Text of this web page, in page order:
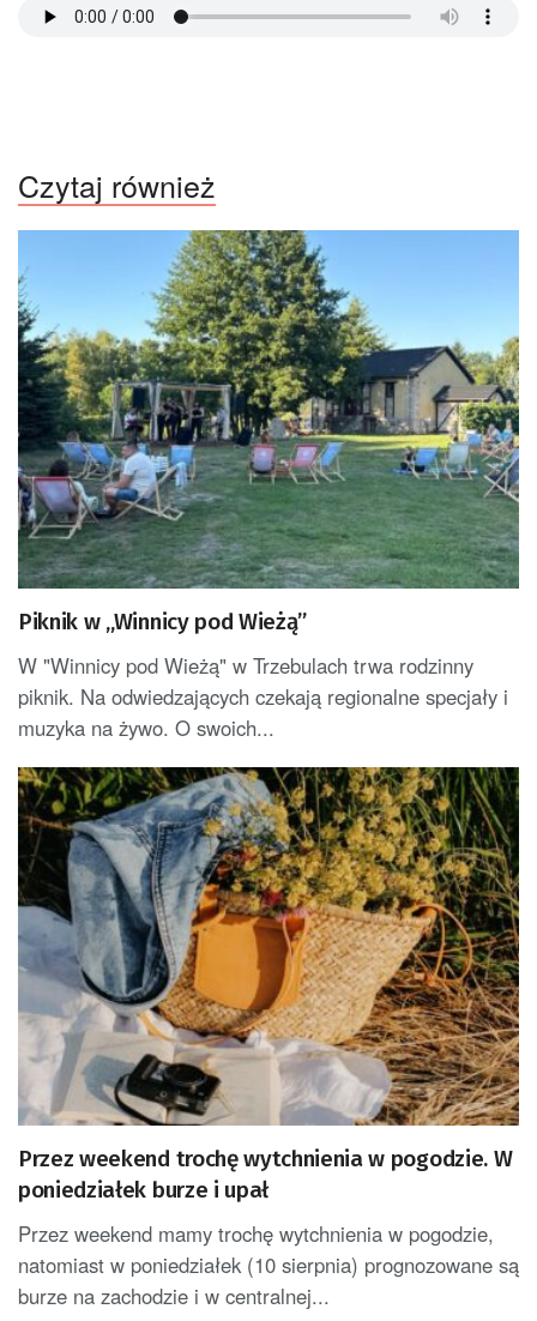
Czytaj również
Piknik w „Winnicy pod Wieżą”
W "Winnicy pod Wieżą" w Trzebulach trwa rodzinny
piknik. Na odwiedzających czekają regionalne specjały i
muzyka na żywo. O swoich...
Przez weekend trochę wytchnienia w pogodzie. W
poniedziałek burze i upał
Przez weekend mamy trochę wytchnienia w pogodzie,
natomiast w poniedziałek (10 sierpnia) prognozowane są
burze na zachodzie i w centralnej...